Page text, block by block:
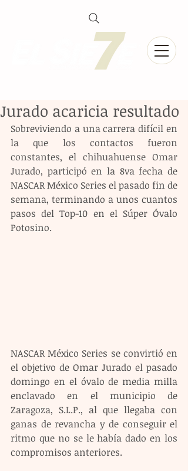
Jurado acaricia resultado
Sobreviviendo a una carrera difícil en
la que los contactos fueron
constantes, el chihuahuense Omar
Jurado, participó en la 8va fecha de
NASCAR México Series el pasado fin de
semana, terminando a unos cuantos
pasos del Top-10 en el Súper Óvalo
Potosino.
NASCAR México Series se convirtió en
el objetivo de Omar Jurado el pasado
domingo en el óvalo de media milla
enclavado en el municipio de
Zaragoza, S.L.P., al que llegaba con
ganas de revancha y de conseguir el
ritmo que no se le había dado en los
compromisos anteriores.